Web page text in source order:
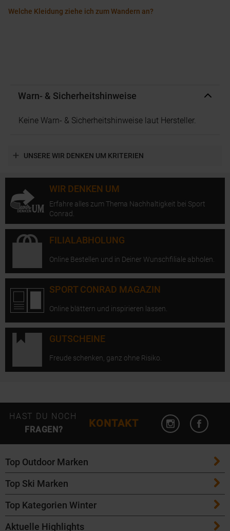
Welche Kleidung ziehe ich zum Wandern an?
Warn- & Sicherheitshinweise
Keine Warn- & Sicherheitshinweise laut Hersteller.
UNSERE WIR DENKEN UM KRITERIEN
WIR DENKEN UM
Erfahre alles zum Thema Nachhaltigkeit bei Sport
Conrad.
FILIALABHOLUNG
Online Bestellen und in Deiner Wunschfiliale abholen.
SPORT CONRAD MAGAZIN
Online blättern und inspirieren lassen.
GUTSCHEINE
Freude schenken, ganz ohne Risiko.
HAST DU NOCH
FRAGEN?
KONTAKT
Instagram
Top Outdoor Marken
Patagonia
Maloja
Salomon
Top Ski Marken
ATK Bindungen
K2 Ski
Top Kategorien Winter
Ski
Aktuelle Highlights